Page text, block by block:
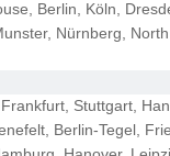
Berlin, Köln,
Nürnberg,
Stuttgart,
Berlin-Tegel,